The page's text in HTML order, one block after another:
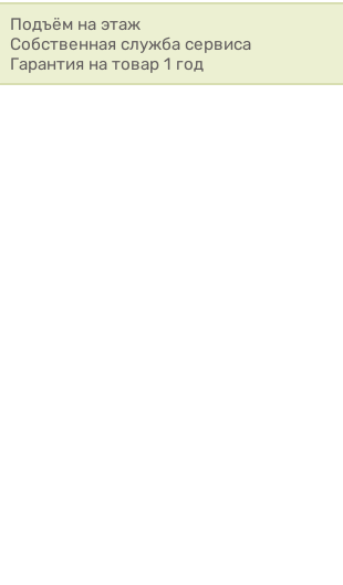
Подъём на этаж
Собственная служба сервиса
Гарантия на товар 1 год